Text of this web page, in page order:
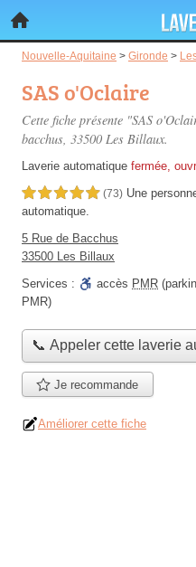
Nouvelle-Aquitaine > Gironde >
SAS o'Oclaire
Cette fiche présente "SAS
bacchus, 33500 Les Billaux.
Laverie automatique fermée,
5,0 étoiles sur 5 (73) Une
automatique.
5 Rue de Bacchus
33500 Les Billaux
Services :
accès PMR
PMR)
📞 Appeler cette laverie
Je recommande
Améliorer cette fiche